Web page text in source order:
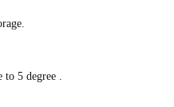
to 5 degree .